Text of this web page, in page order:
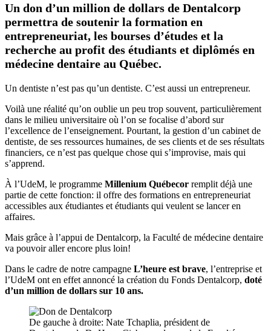
Un don d’un million de dollars de Dentalcorp
permettra de soutenir la formation en
entrepreneuriat, les bourses d’études et la
recherche au profit des étudiants et diplômés en
médecine dentaire au Québec.
Un dentiste n’est pas qu’un dentiste. C’est aussi un entrepreneur.
Voilà une réalité qu’on oublie un peu trop souvent, particulièrement
dans le milieu universitaire où l’on se focalise d’abord sur
l’excellence de l’enseignement. Pourtant, la gestion d’un cabinet de
dentiste, de ses ressources humaines, de ses clients et de ses résultats
financiers, ce n’est pas quelque chose qui s’improvise, mais qui
s’apprend.
À l’UdeM, le programme Millenium Québecor remplit déjà une
partie de cette fonction: il offre des formations en entrepreneuriat
accessibles aux étudiantes et étudiants qui veulent se lancer en
affaires.
Mais grâce à l’appui de Dentalcorp, la Faculté de médecine dentaire
va pouvoir aller encore plus loin!
Dans le cadre de notre campagne L’heure est brave, l’entreprise et
l’UdeM ont en effet annoncé la création du Fonds Dentalcorp, doté
d’un million de dollars sur 10 ans.
De gauche à droite: Nate Tchaplia, président de